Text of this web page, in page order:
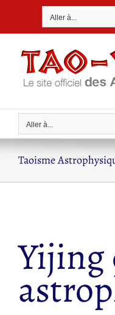
Aller à...
Aller à...
Taoisme
Yijing